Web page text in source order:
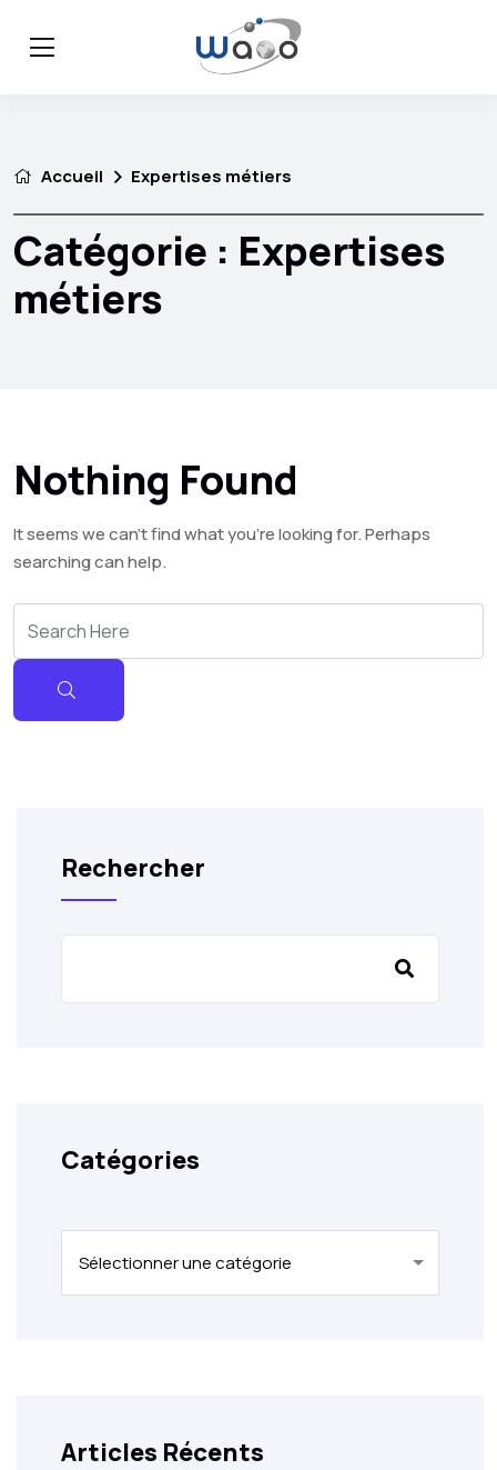
Accueil Expertises métiers
Catégorie : Expertises
métiers
Nothing Found
It seems we can’t find what you’re looking for. Perhaps
searching can help.
Rechercher
Catégories
Articles Récents